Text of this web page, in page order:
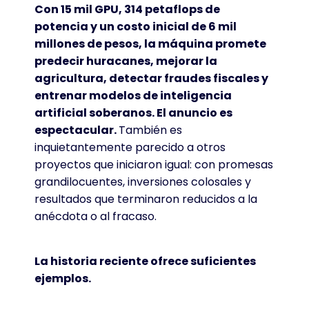
Con 15 mil GPU, 314 petaflops de
potencia y un costo inicial de 6 mil
millones de pesos, la máquina promete
predecir huracanes, mejorar la
agricultura, detectar fraudes fiscales y
entrenar modelos de inteligencia
artificial soberanos. El anuncio es
espectacular.También es
inquietantemente parecido a otros
proyectos que iniciaron igual: con promesas
grandilocuentes, inversiones colosales y
resultados que terminaron reducidos a la
anécdota o al fracaso.
La historia reciente ofrece suficientes
ejemplos.